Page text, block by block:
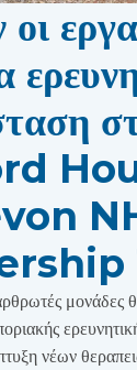
μονάδες
νέων